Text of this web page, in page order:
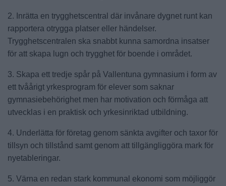
2. Inrätta en trygghetscentral där invånare dygnet runt kan
rapportera otrygga platser eller händelser.
Trygghetscentralen ska snabbt kunna samordna insatser
för att skapa lugn och trygghet för boende i området.
3. Skapa ett tredje spår på Vallentuna gymnasium i form av
ett tvåårigt yrkesprogram för elever som saknar
gymnasiebehörighet men har motivation och förmåga att
utvecklas i en praktisk och yrkesinriktad utbildning.
4. Underlätta för företag genom sänkta avgifter och taxor för
tillsyn och tillstånd samt genom att tillgängliggöra mark för
nyetableringar.
5. Värna en redan stark kommunal ekonomi som möjliggör